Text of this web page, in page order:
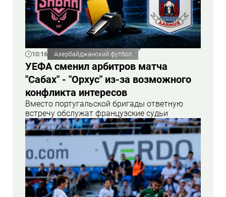
10:16 Азербайджанский футбол
УЕФА сменил арбитров матча
"Сабах" - "Орхус" из-за возможного
конфликта интересов
Вместо португальской бригады ответную
встречу обслужат французские судьи